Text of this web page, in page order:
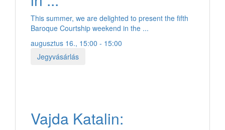
This summer, we are delighted to present the fifth
Baroque Courtship weekend in the ...
augusztus 16., 15:00 - 15:00
Jegyvásárlás
Vajda Katalin: